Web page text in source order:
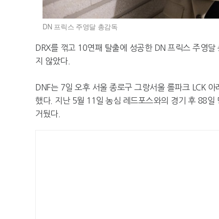
DN 프릭스 주영달 총감독
DRX를 꺾고 10연패 탈출에 성공한 DN 프릭스 주영
지 않았다.
DNF는 7일 오후 서울 종로구 그랑서울 롤파크 LCK
했다. 지난 5월 11일 농심 레드포스와의 경기 후 88
거뒀다.